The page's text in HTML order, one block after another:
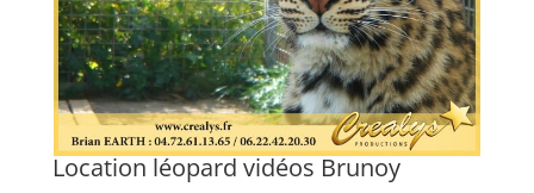
Location léopard vidéos Brunoy